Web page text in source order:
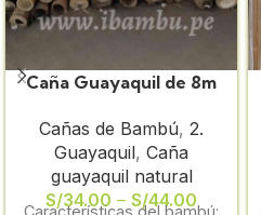
Caña Guayaquil de 8m
Cañas de Bambú, 2.
Guayaquil, Caña
guayaquil natural
S/34.00 – S/44.00
Características del bambú: